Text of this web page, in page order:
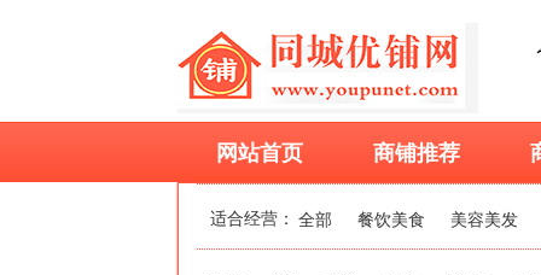
网站首页 商铺推荐
适合经营： 全部 餐饮美食 美容美发